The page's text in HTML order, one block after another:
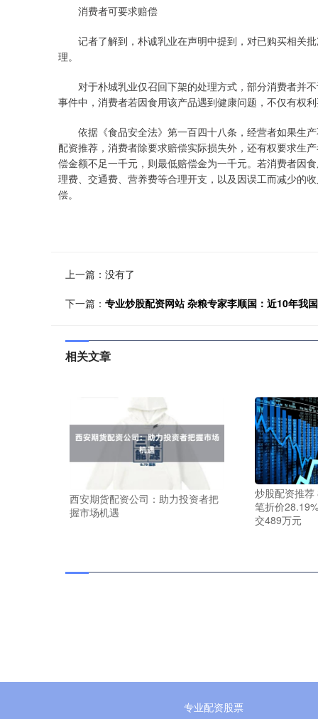
消费者可要求赔偿
记者了解到，朴诚乳业在声明中提到，对已购买相关批
理。
对于朴城乳业仅召回下架的处理方式，部分消费者并不
事件中，消费者若因食用该产品遇到健康问题，不仅有权
依据《食品安全法》第一百四十八条，经营者如果生产
配资推荐，消费者除要求赔偿实际损失外，还有权要求生
偿金额不足一千元，则最低赔偿金为一千元。若消费者因
理费、交通费、营养费等合理开支，以及因误工而减少的
偿。
上一篇：没有了
下一篇： 专业炒股配资网站 杂粮专家李顺国：近10年我
相关文章
西安期货配资公司：助力投资者把
握市场机遇
炒股配资推
笔折价
交489万元
专业配资股票